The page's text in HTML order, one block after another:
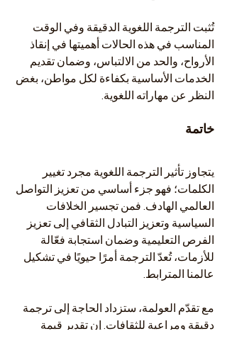
تُثبت الترجمة اللغوية الدقيقة وفي الوقت
المناسب في هذه الحالات أهميتها في إنقاذ
الأرواح، والحد من الالتباس، وضمان تقديم
الخدمات الأساسية بكفاءة لكل مواطن، بغض
النظر عن مهاراته اللغوية.
خاتمة
يتجاوز تأثير الترجمة اللغوية مجرد تغيير
الكلمات؛ فهو جزء أساسي من تعزيز التواصل
العالمي الهادف. فمن تجسير الخلافات
السياسية وتعزيز التبادل الثقافي إلى تعزيز
الفرص التعليمية وضمان استجابة فعّالة
للأزمات، تُعدّ الترجمة أمرًا حيويًا في تشكيل
عالمنا المترابط.
مع تقدّم العولمة، ستزداد الحاجة إلى ترجمة
دقيقة ومراعية للثقافات. إن تقدير قيمة